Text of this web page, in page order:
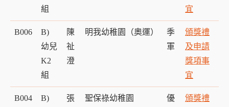
組
宜
B006
B)
幼兒
K2
組
陳
祉
澄
明我幼稚園（奧運）
季
軍
頒獎禮
及申請
獎項事
宜
B004
B)
張
聖保祿幼稚園
優
頒獎禮